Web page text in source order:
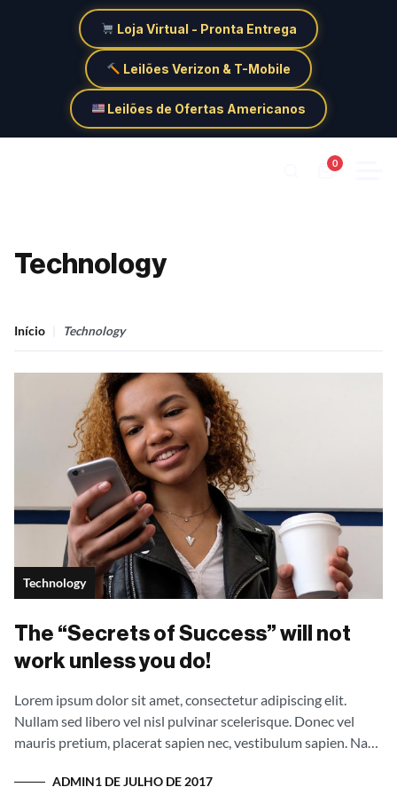
Loja Virtual - Pronta Entrega
Leilões Verizon & T-Mobile
Leilões de Ofertas Americanos
0
Technology
Início Technology
Technology
The “Secrets of Success” will not
work unless you do!
Lorem ipsum dolor sit amet, consectetur adipiscing elit.
Nullam sed libero vel nisl pulvinar scelerisque. Donec vel
mauris pretium, placerat sapien nec, vestibulum sapien. Nam
mauris tellus. Vestibulum orci ipsum, feugiat eu purus sit
ADMIN1 DE JULHO DE 2017